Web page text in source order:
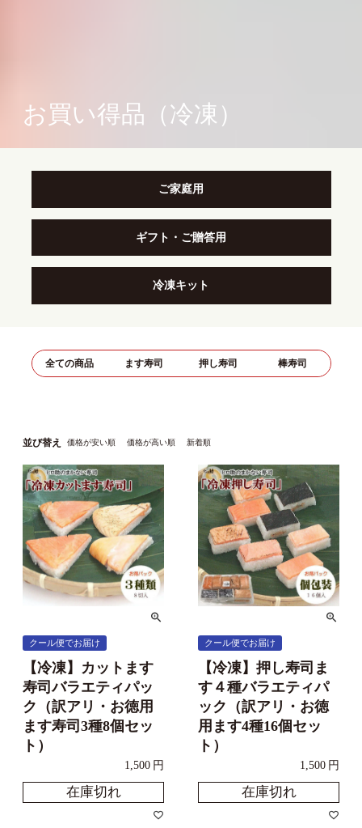
お買い得品（冷凍）
ご家庭用
ギフト・ご贈答用
冷凍キット
全ての商品 ます寿司 押し寿司 棒寿司
並び替え 価格が安い順 価格が高い順 新着順
クール便でお届け
【冷凍】カットます
寿司バラエティパッ
ク（訳アリ・お徳用
ます寿司3種8個セッ
ト）
1,500
在庫切れ
クール便でお届け
【冷凍】押し寿司ま
す４種バラエティパ
ック（訳アリ・お徳
用ます4種16個セッ
ト）
1,500
在庫切れ